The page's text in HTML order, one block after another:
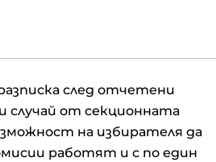
след отчетени
случай от секционната
на избирателя да
работят и с по един